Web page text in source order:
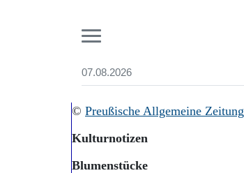
07.08.2026
Start
Aktuelle Ausgabe
Suchen und finden
© Preußische Allgemeine Zeitung
Kulturnotizen
Blumenstücke